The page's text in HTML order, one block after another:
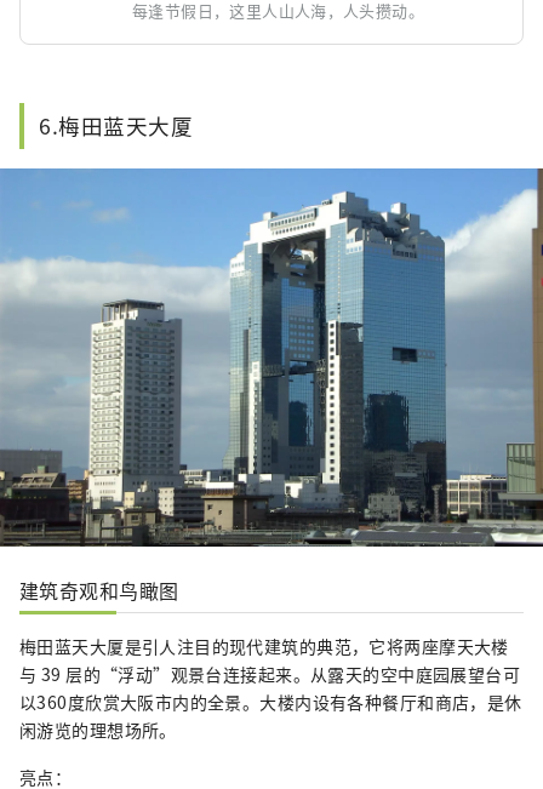
每逢节假日，这里人山人海，人头攒动。
6.梅田蓝天大厦
建筑奇观和鸟瞰图
梅田蓝天大厦是引人注目的现代建筑的典范，它将两座摩天大楼
与 39 层的“浮动”观景台连接起来。从露天的空中庭园展望台可
以360度欣赏大阪市内的全景。大楼内设有各种餐厅和商店，是休
闲游览的理想场所。
亮点：